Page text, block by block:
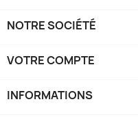
NOTRE SOCIÉTÉ
VOTRE COMPTE
INFORMATIONS